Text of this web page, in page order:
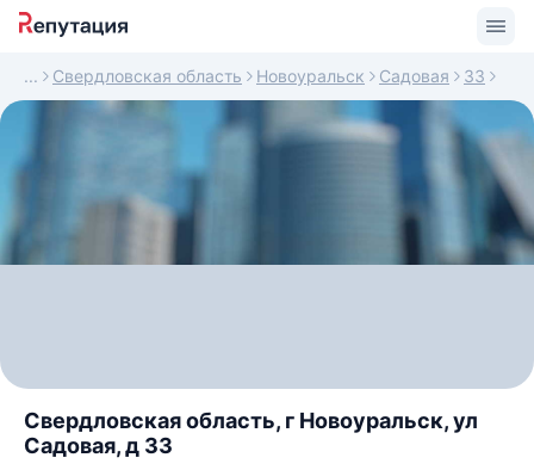
Свердловская область Новоуральск Садовая 33
Свердловская область, г Новоуральск, ул
Садовая, д 33